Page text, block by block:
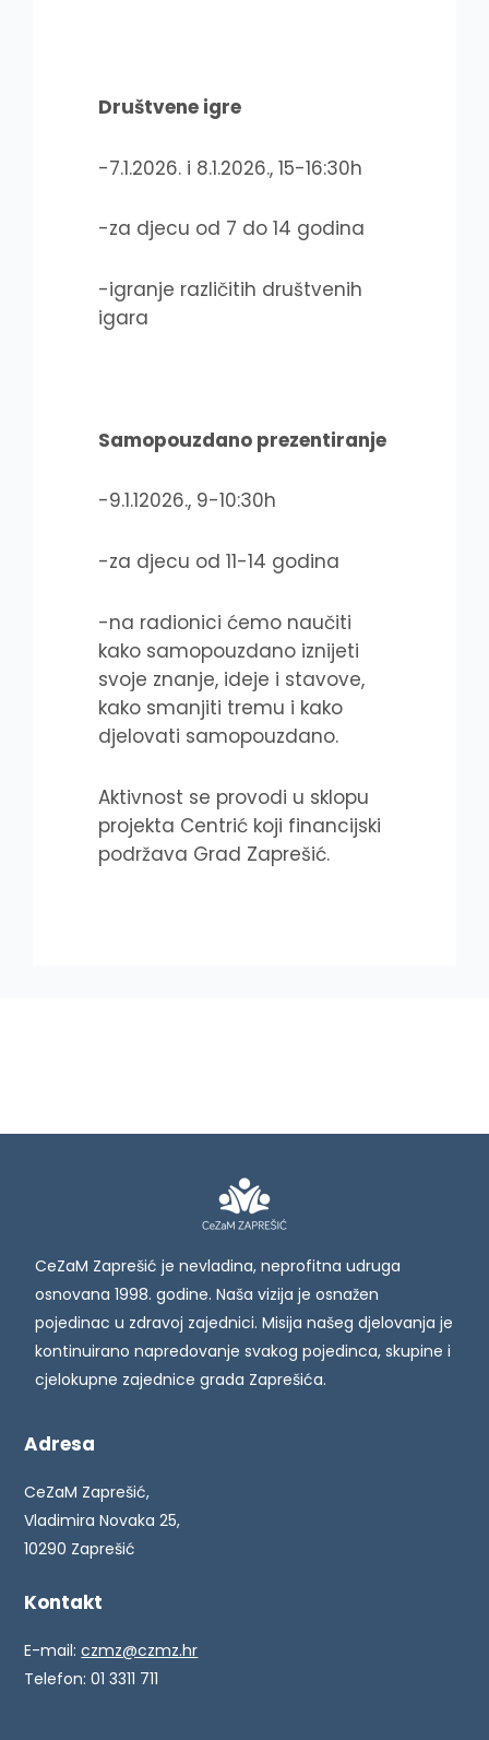
Društvene igre
-7.1.2026. i 8.1.2026., 15-16:30h
-za djecu od 7 do 14 godina
-igranje različitih društvenih
igara
Samopouzdano prezentiranje
-9.1.12026., 9-10:30h
-za djecu od 11-14 godina
-na radionici ćemo naučiti
kako samopouzdano iznijeti
svoje znanje, ideje i stavove,
kako smanjiti tremu i kako
djelovati samopouzdano.
Aktivnost se provodi u sklopu
projekta Centrić koji financijski
podržava Grad Zaprešić.
CeZaM Zaprešić je nevladina, neprofitna udruga
osnovana 1998. godine. Naša vizija je osnažen
pojedinac u zdravoj zajednici. Misija našeg djelovanja je
kontinuirano napredovanje svakog pojedinca, skupine i
cjelokupne zajednice grada Zaprešića.
Adresa
CeZaM Zaprešić,
Vladimira Novaka 25,
10290 Zaprešić
Kontakt
E-mail:czmz@czmz.hr
Telefon: 01 3311 711